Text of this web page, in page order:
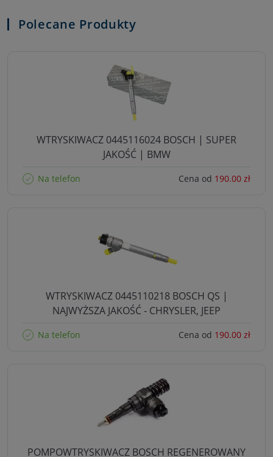
Polecane Produkty
WTRYSKIWACZ 0445116024 BOSCH | SUPER
JAKOŚĆ | BMW
Na telefon Cena od 190.00 zł
WTRYSKIWACZ 0445110218 BOSCH QS |
NAJWYŻSZA JAKOŚĆ - CHRYSLER, JEEP
Na telefon Cena od 190.00 zł
POMPOWTRYSKIWACZ BOSCH REGENEROWANY